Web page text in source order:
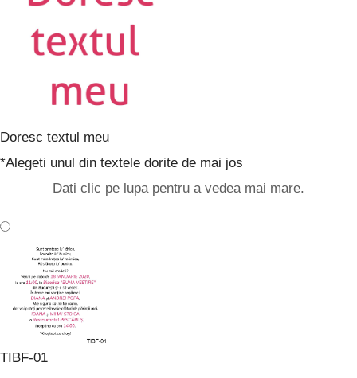
Doresc textul meu
*Alegeti unul din textele dorite de mai jos
Dati clic pe lupa pentru a vedea mai mare.
TIBF-01